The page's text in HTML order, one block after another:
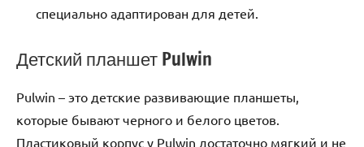
специально адаптирован для детей.
Детский планшет Pulwin
Pulwin – это детские развивающие планшеты,
которые бывают черного и белого цветов.
Пластиковый корпус у Pulwin достаточно мягкий и не